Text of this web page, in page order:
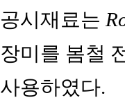
공시재료는
장미를 봄철
사용하였다.